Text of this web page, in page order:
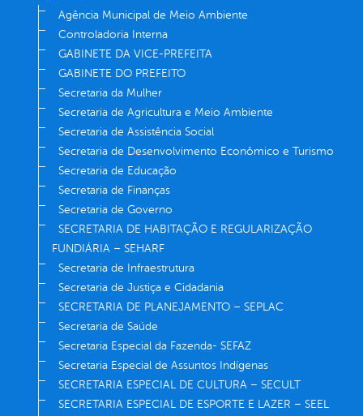
Agência Municipal de Meio Ambiente
Controladoria Interna
GABINETE DA VICE-PREFEITA
GABINETE DO PREFEITO
Secretaria da Mulher
Secretaria de Agricultura e Meio Ambiente
Secretaria de Assistência Social
Secretaria de Desenvolvimento Econômico e Turismo
Secretaria de Educação
Secretaria de Finanças
Secretaria de Governo
SECRETARIA DE HABITAÇÃO E REGULARIZAÇÃO
FUNDIÁRIA – SEHARF
Secretaria de Infraestrutura
Secretaria de Justiça e Cidadania
SECRETARIA DE PLANEJAMENTO – SEPLAC
Secretaria de Saúde
Secretaria Especial da Fazenda- SEFAZ
Secretaria Especial de Assuntos Indígenas
SECRETARIA ESPECIAL DE CULTURA – SECULT
SECRETARIA ESPECIAL DE ESPORTE E LAZER – SEEL